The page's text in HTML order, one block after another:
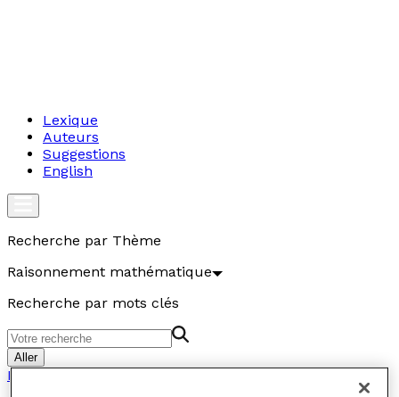
Lexique
Auteurs
Suggestions
English
Recherche par Thème
Raisonnement mathématique
Recherche par mots clés
Aller
Raisonnement mathématique